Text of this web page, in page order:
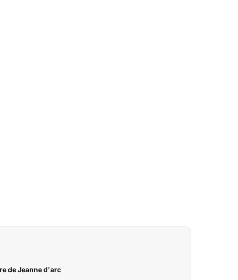
de Jeanne d'arc